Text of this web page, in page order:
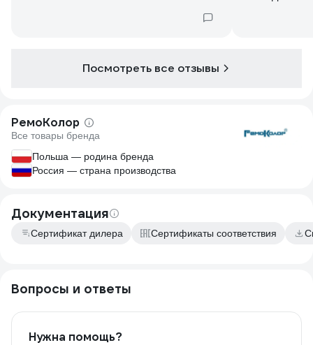
Посмотреть все отзывы
РемоКолор
Все товары бренда
Польша — родина бренда
Россия — страна производства
Документация
Сертификат дилера Сертификаты соответствия
Вопросы и ответы
Нужна помощь?